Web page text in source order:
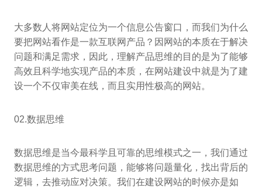
大多数人将网站定位为一个信息公告窗口，而我们为什么
要把网站看作是一款互联网产品？因网站的本质在于解决
问题和满足需求，因此，理解产品思维的目的是为了能够
高效且科学地实现产品的本质，在网站建设中就是为了建
设一个不仅审美在线，而且实用性极高的网站。
02.数据思维
数据思维是当今最科学且可靠的思维模式之一，我们通过
数据思维的方式思考问题，能够将问题量化，找出背后的
逻辑，去推动应对决策。我们在建设网站的时候亦是如